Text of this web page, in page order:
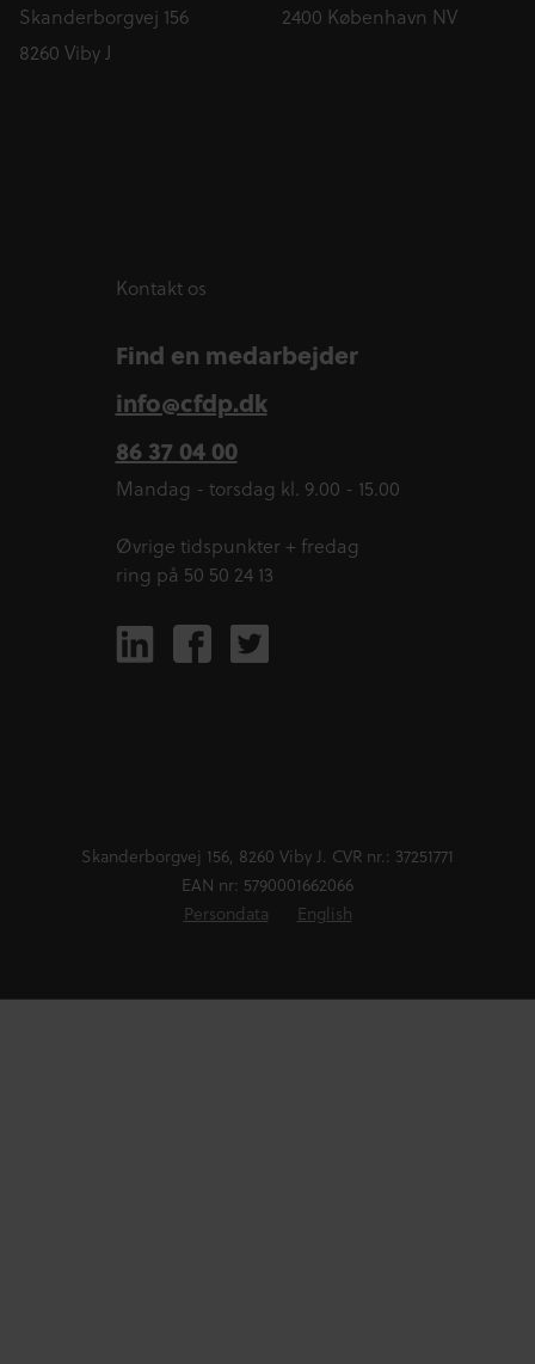
Skanderborgvej 156
8260 Viby J
2400 København NV
Kontakt os
Find en medarbejder
info@cfdp.dk
86 37 04 00
Mandag - torsdag kl. 9.00 - 15.00
Øvrige tidspunkter + fredag
ring på 50 50 24 13
Skanderborgvej 156, 8260 Viby J. CVR nr.: 37251771
EAN nr: 5790001662066
Persondata
English